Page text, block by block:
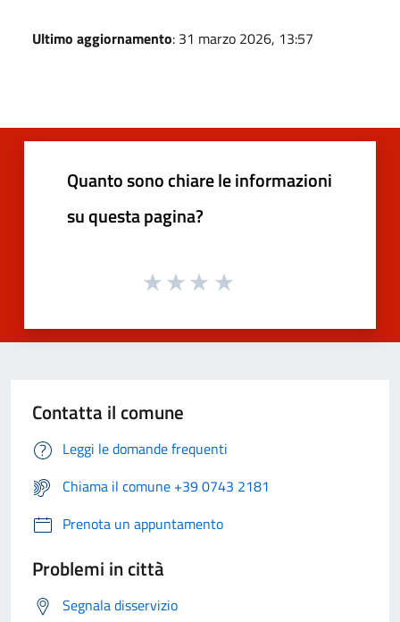
Ultimo aggiornamento: 31 marzo 2026, 13:57
Quanto sono chiare le informazioni
su questa pagina?
Contatta il comune
Leggi le domande frequenti
Chiama il comune +39 0743 2181
Prenota un appuntamento
Problemi in città
Segnala disservizio